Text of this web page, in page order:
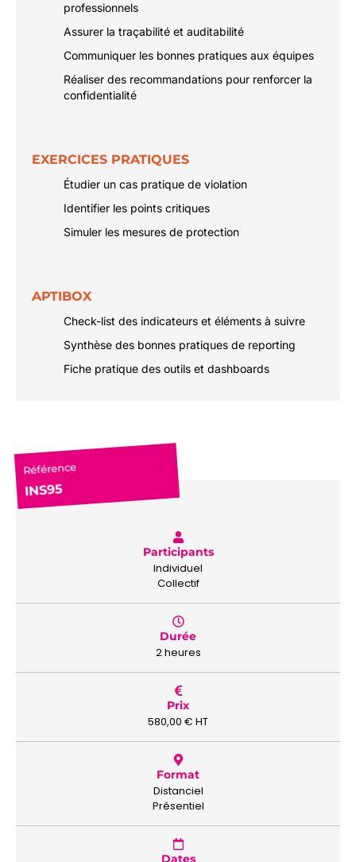
professionnels
Assurer la traçabilité et auditabilité
Communiquer les bonnes pratiques aux équipes
Réaliser des recommandations pour renforcer la
confidentialité
EXERCICES PRATIQUES
Étudier un cas pratique de violation
Identifier les points critiques
Simuler les mesures de protection
APTIBOX
Check-list des indicateurs et éléments à suivre
Synthèse des bonnes pratiques de reporting
Fiche pratique des outils et dashboards
Référence
INS95
Participants
Individuel
Collectif
Durée
2 heures
Prix
580,00 € HT
Format
Distanciel
Présentiel
Dates